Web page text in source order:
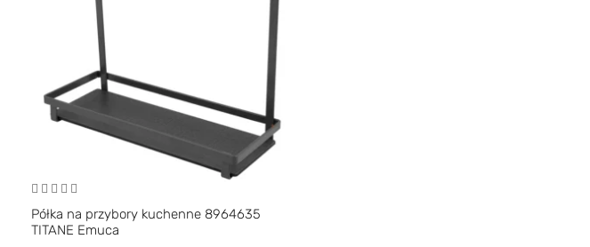
Półka na przybory kuchenne 8964635
TITANE Emuca